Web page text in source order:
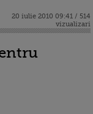
20 iulie 2010 09:41 / 514
vizualizari